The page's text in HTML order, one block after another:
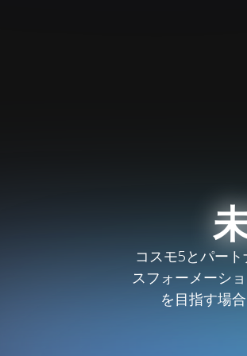
コスモ5とパー
スフォーメーシ
を目指す場